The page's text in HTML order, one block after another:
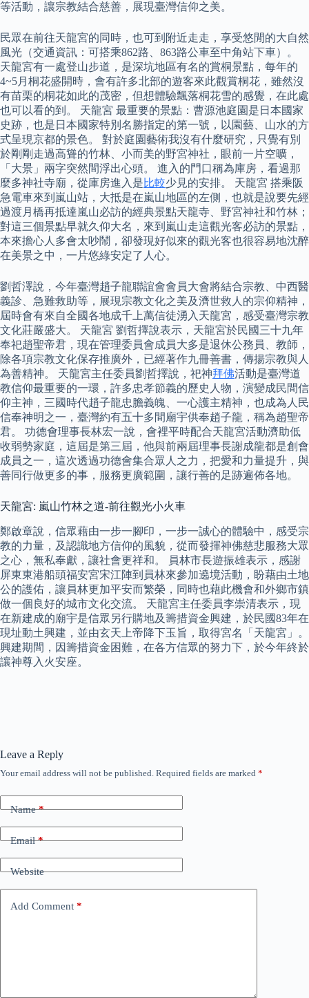
等活動，讓宗教結合慈善，展現臺灣信仰之美。
民眾在前往天龍宮的同時，也可到附近走走，享受悠閒的大自然
風光（交通資訊：可搭乘862路、863路公車至中角站下車）。
天龍宮有一處登山步道，是深坑地區有名的賞桐景點，每年的
4~5月桐花盛開時，會有許多北部的遊客來此觀賞桐花，雖然沒
有苗栗的桐花如此的茂密，但想體驗飄落桐花雪的感覺，在此處
也可以看的到。 天龍宮 最重要的景點：曹源池庭園是日本國家
史跡，也是日本國家特別名勝指定的第一號，以園藝、山水的方
式呈現京都的景色。 對於庭園藝術我沒有什麼研究，只覺有別
於剛剛走過高聳的竹林、小而美的野宮神社，眼前一片空曠，
「大景」兩字突然間浮出心頭。 進入的門口稱為庫房，看過那
麼多神社寺廟，從庫房進入是比較少見的安排。 天龍宮 搭乘阪
急電車來到嵐山站，大抵是在嵐山地區的左側，也就是說要先經
過渡月橋再抵達嵐山必訪的經典景點天龍寺、野宮神社和竹林；
對這三個景點早就久仰大名，來到嵐山走這觀光客必訪的景點，
本來擔心人多會太吵鬧，卻發現好似來的觀光客也很容易地沈醉
在美景之中，一片悠綠安定了人心。
劉哲澤說，今年臺灣趙子龍聯誼會會員大會將結合宗教、中西醫
義診、急難救助等，展現宗教文化之美及濟世救人的宗仰精神，
屆時會有來自全國各地成千上萬信徒湧入天龍宮，感受臺灣宗教
文化莊嚴盛大。 天龍宮 劉哲擇說表示，天龍宮於民國三十九年
奉祀趙聖帝君，現在管理委員會成員大多是退休公務員、教師，
除各項宗教文化保存推廣外，已經著作九冊善書，傳揚宗教與人
為善精神。 天龍宮主任委員劉哲擇說，祀神拜佛活動是臺灣道
教信仰最重要的一環，許多忠孝節義的歷史人物，演變成民間信
仰主神，三國時代趙子龍忠膽義魄、一心護主精神，也成為人民
信奉神明之一，臺灣約有五十多間廟宇供奉趙子龍，稱為趙聖帝
君。 功德會理事長林宏一說，會裡平時配合天龍宮活動濟助低
收弱勢家庭，這屆是第三屆，他與前兩屆理事長謝成龍都是創會
成員之一，這次透過功德會集合眾人之力，把愛和力量提升，與
善同行做更多的事，服務更廣範圍，讓行善的足跡遍佈各地。
天龍宮: 嵐山竹林之道-前往觀光小火車
鄭啟章說，信眾藉由一步一腳印，一步一誠心的體驗中，感受宗
教的力量，及認識地方信仰的風貌，從而發揮神佛慈悲服務大眾
之心，無私奉獻，讓社會更祥和。 員林市長遊振雄表示，感謝
屏東東港船頭福安宮宋江陣到員林來參加遶境活動，盼藉由土地
公的護佑，讓員林更加平安而繁榮，同時也藉此機會和外鄉市鎮
做一個良好的城市文化交流。 天龍宮主任委員李崇清表示，現
在新建成的廟宇是信眾另行購地及籌措資金興建，於民國83年在
現址動土興建，並由玄天上帝降下玉旨，取得宮名「天龍宮」。
興建期間，因籌措資金困難，在各方信眾的努力下，於今年終於
讓神尊入火安座。
Leave a Reply
Your email address will not be published. Required fields are marked *
Name*
Email*
Website
Add Comment *